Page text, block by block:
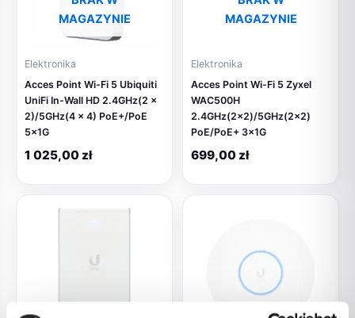
MAGAZYNIE
Elektronika
Acces Point Wi-Fi 5 Ubiquiti
UniFi In-Wall HD 2.4GHz(2 x
2)/5GHz(4 x 4) PoE+/PoE
5x1G
1 025,00 zł
MAGAZYNIE
Elektronika
Acces Point Wi-Fi 5 Zyxel
WAC500H
2.4GHz(2×2)/5GHz(2×2)
PoE/PoE+ 3x1G
699,00 zł